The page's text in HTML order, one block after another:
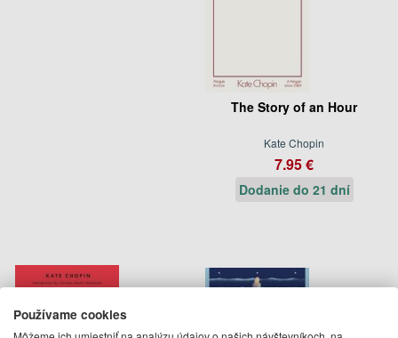
The Story of an Hour
Kate Chopin
7.95 €
Dodanie do 21 dní
Používame cookies